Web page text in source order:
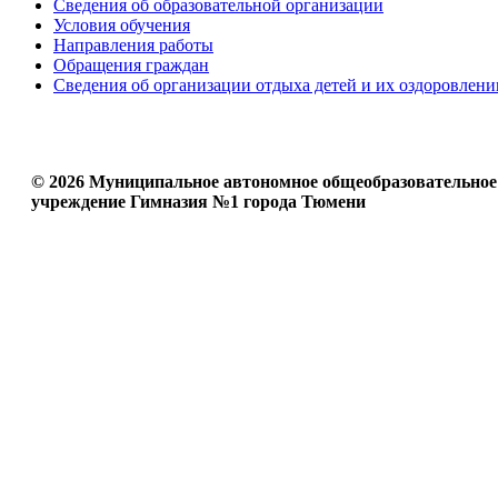
Сведения об образовательной организации
Условия обучения
Направления работы
Обращения граждан
Сведения об организации отдыха детей и их
© 2026 Муниципальное автономное общеобразовательное
учреждение Гимназия №1 города Тюмени